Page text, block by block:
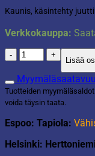
Kaunis, käsintehty
Verkkokauppa:
Juuttimatto
kuvio
ø120cm
määrä
Lisää
Tuotteiden
voida täysin taata.
Espoo: Tapiola:
Helsinki: